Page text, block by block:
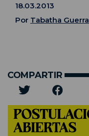
18.03.2013
Por Tabatha Guerra
COMPARTIR